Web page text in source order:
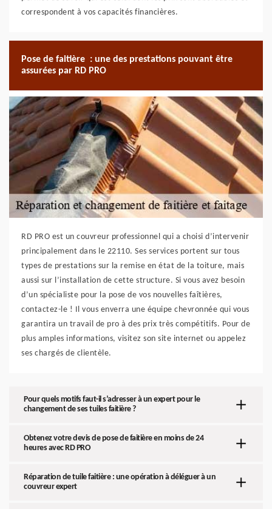
correspondent à vos capacités financières.
Pose de faitière : une des prestations pouvant être
assurées par RD PRO
RD PRO est un couvreur professionnel qui a choisi d’intervenir
principalement dans le 22110. Ses services portent sur tous
types de prestations sur la remise en état de la toiture, mais
aussi sur l’installation de cette structure. Si vous avez besoin
d’un spécialiste pour la pose de vos nouvelles faîtières,
contactez-le ! Il vous enverra une équipe chevronnée qui vous
garantira un travail de pro à des prix très compétitifs. Pour de
plus amples informations, visitez son site internet ou appelez
ses chargés de clientèle.
Pour quels motifs faut-il s’adresser à un expert pour le
changement de ses tuiles faitière ?
Obtenez votre devis de pose de faitière en moins de 24
heures avec RD PRO
Réparation de tuile faitière : une opération à déléguer à un
couvreur expert